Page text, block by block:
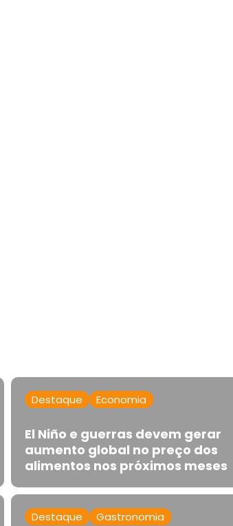
Destaque Economia
El Niño e guerras devem gerar
aumento global no preço dos
alimentos nos próximos meses
Destaque Gastronomia